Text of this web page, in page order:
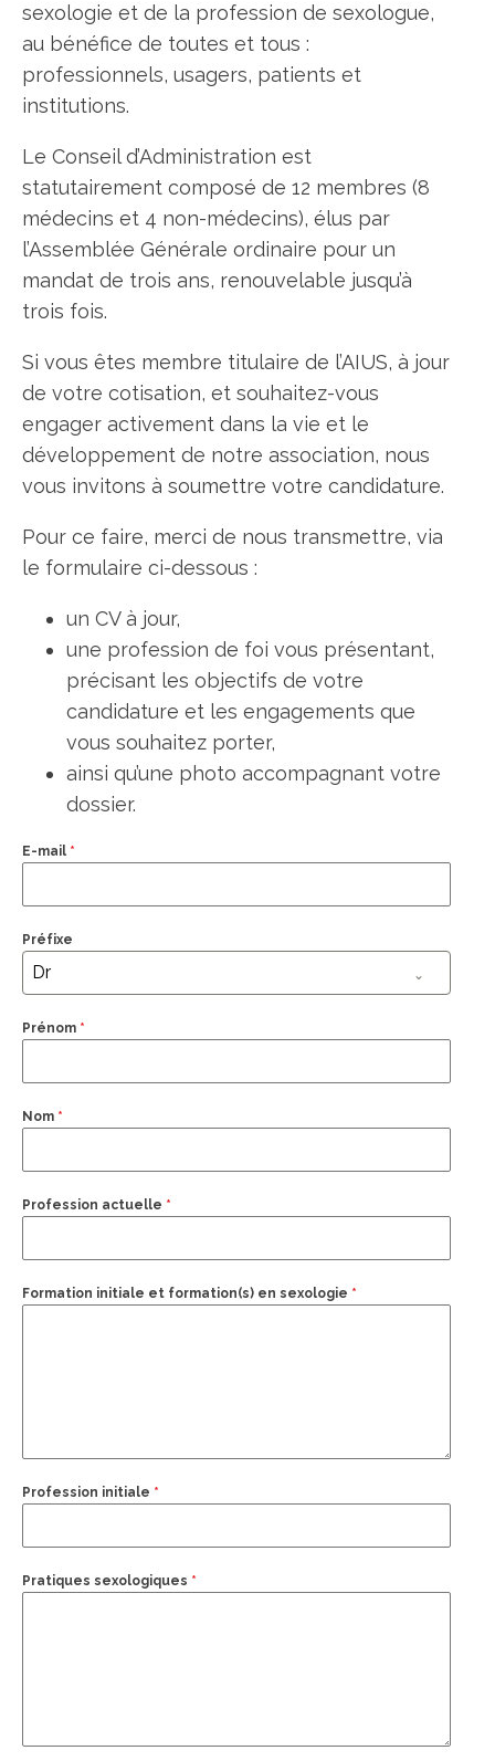
sexologie et de la profession de sexologue,
au bénéfice de toutes et tous :
professionnels, usagers, patients et
institutions.
Le Conseil d’Administration est
statutairement composé de 12 membres (8
médecins et 4 non-médecins), élus par
l’Assemblée Générale ordinaire pour un
mandat de trois ans, renouvelable jusqu’à
trois fois.
Si vous êtes membre titulaire de l’AIUS, à jour
de votre cotisation, et souhaitez-vous
engager activement dans la vie et le
développement de notre association, nous
vous invitons à soumettre votre candidature.
Pour ce faire, merci de nous transmettre, via
le formulaire ci-dessous :
un CV à jour,
une profession de foi vous présentant,
précisant les objectifs de votre
candidature et les engagements que
vous souhaitez porter,
ainsi qu’une photo accompagnant votre
dossier.
E-mail *
Préfixe
Dr
Prénom *
Nom *
Profession actuelle *
Formation initiale et formation(s) en sexologie *
Profession initiale *
Pratiques sexologiques *